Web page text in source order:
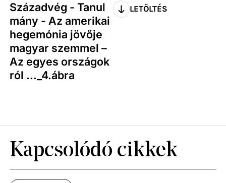
Századvég - Tanul
mány - Az amerikai
hegemónia jövője
magyar szemmel –
Az egyes országok
ról ..._4.ábra
LETÖLTÉS
Kapcsolódó cikkek